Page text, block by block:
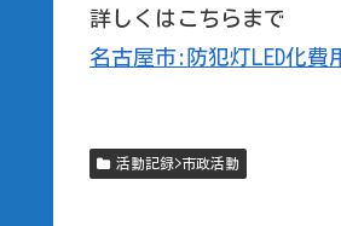
詳しくはこちらまで
名古屋市:防犯灯LED化
活動記録>市政活動